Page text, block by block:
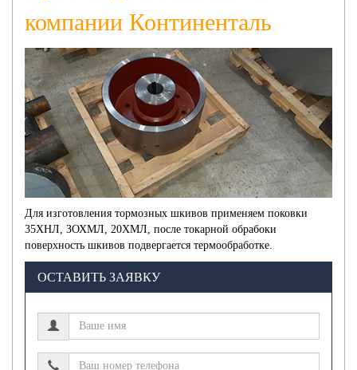
компании Континенталь
Для изготовления тормозных шкивов применяем поковки
35ХНЛ, ЗОХМЛ, 20ХМЛ, после токарной обрабоки
поверхность шкивов подвергается термообработке.
ОСТАВИТЬ ЗАЯВКУ